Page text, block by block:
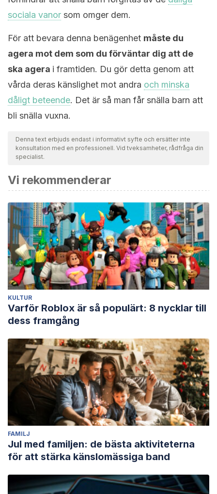
sociala vanor som omger dem.
För att bevara denna benägenhet måste du
agera mot dem som du förväntar dig att de
ska agera i framtiden. Du gör detta genom att
vårda deras känslighet mot andra och minska
dåligt beteende. Det är så man får snälla barn att
bli snälla vuxna.
Denna text erbjuds endast i informativt syfte och ersätter inte
konsultation med en professionell. Vid tveksamheter, rådfråga din
specialist.
Vi rekommenderar
KULTUR
Varför Roblox är så populärt: 8 nycklar till
dess framgång
FAMILJ
Jul med familjen: de bästa aktiviteterna
för att stärka känslomässiga band